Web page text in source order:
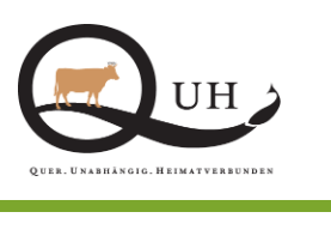
content